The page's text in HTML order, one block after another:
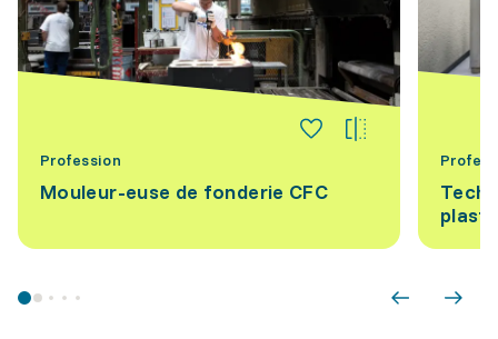
Profession
Mouleur-euse de fonderie CFC